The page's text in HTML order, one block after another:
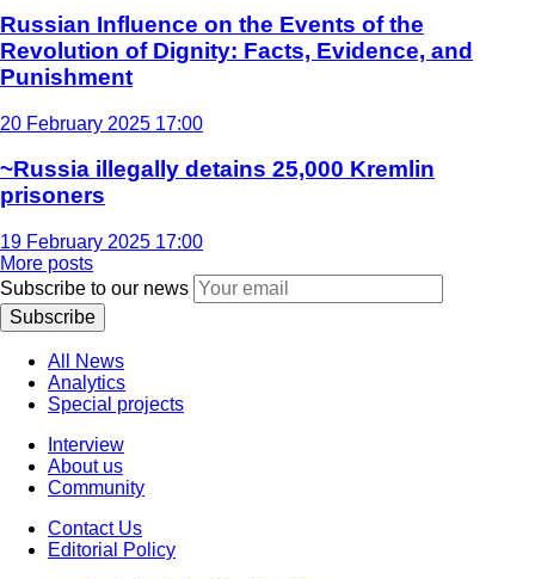
Russian Influence on the Events of the
Revolution of Dignity: Facts, Evidence, and
Punishment
20 February 2025 17:00
~Russia illegally detains 25,000 Kremlin
prisoners
19 February 2025 17:00
More posts
Subscribe to our news
Subscribe
All News
Analytics
Special projects
Interview
About us
Community
Contact Us
Editorial Policy